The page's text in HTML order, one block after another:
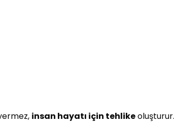
insan hayatı için tehlikeoluşturur.